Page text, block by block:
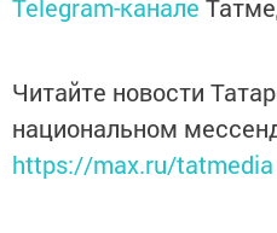
Telegram-канале
Читайте новости
национальном
https://max.ru/tatmedia